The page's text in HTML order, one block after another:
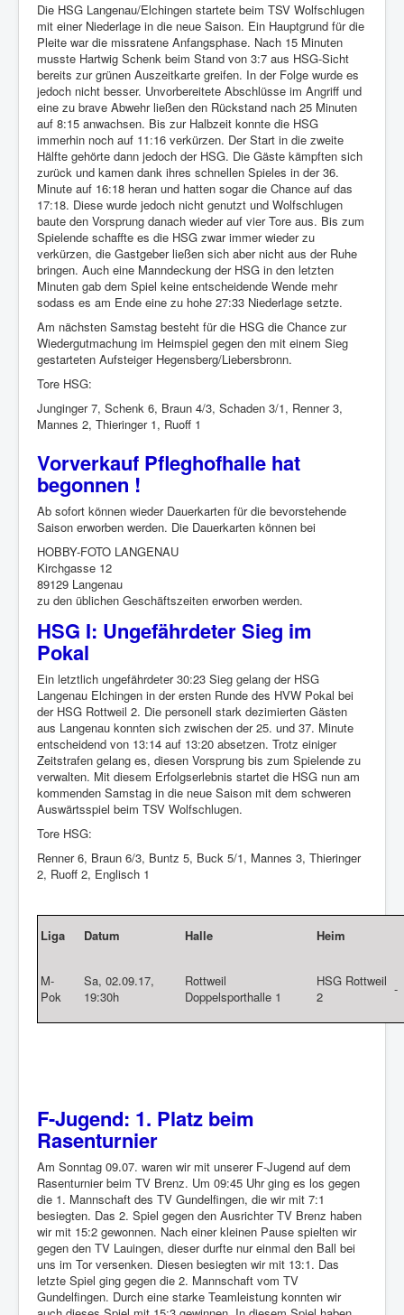
Die HSG Langenau/Elchingen startete beim TSV Wolfschlugen
mit einer Niederlage in die neue Saison. Ein Hauptgrund für die
Pleite war die missratene Anfangsphase. Nach 15 Minuten
musste Hartwig Schenk beim Stand von 3:7 aus HSG-Sicht
bereits zur grünen Auszeitkarte greifen. In der Folge wurde es
jedoch nicht besser. Unvorbereitete Abschlüsse im Angriff und
eine zu brave Abwehr ließen den Rückstand nach 25 Minuten
auf 8:15 anwachsen. Bis zur Halbzeit konnte die HSG
immerhin noch auf 11:16 verkürzen. Der Start in die zweite
Hälfte gehörte dann jedoch der HSG. Die Gäste kämpften sich
zurück und kamen dank ihres schnellen Spieles in der 36.
Minute auf 16:18 heran und hatten sogar die Chance auf das
17:18. Diese wurde jedoch nicht genutzt und Wolfschlugen
baute den Vorsprung danach wieder auf vier Tore aus. Bis zum
Spielende schaffte es die HSG zwar immer wieder zu
verkürzen, die Gastgeber ließen sich aber nicht aus der Ruhe
bringen. Auch eine Manndeckung der HSG in den letzten
Minuten gab dem Spiel keine entscheidende Wende mehr
sodass es am Ende eine zu hohe 27:33 Niederlage setzte.
Am nächsten Samstag besteht für die HSG die Chance zur
Wiedergutmachung im Heimspiel gegen den mit einem Sieg
gestarteten Aufsteiger Hegensberg/Liebersbronn.
Tore HSG:
Junginger 7, Schenk 6, Braun 4/3, Schaden 3/1, Renner 3,
Mannes 2, Thieringer 1, Ruoff 1
Vorverkauf Pfleghofhalle hat
begonnen !
Ab sofort können wieder Dauerkarten für die bevorstehende
Saison erworben werden. Die Dauerkarten können bei
HOBBY-FOTO LANGENAU
Kirchgasse 12
89129 Langenau
zu den üblichen Geschäftszeiten erworben werden.
HSG I: Ungefährdeter Sieg im
Pokal
Ein letztlich ungefährdeter 30:23 Sieg gelang der HSG
Langenau Elchingen in der ersten Runde des HVW Pokal bei
der HSG Rottweil 2. Die personell stark dezimierten Gästen
aus Langenau konnten sich zwischen der 25. und 37. Minute
entscheidend von 13:14 auf 13:20 absetzen. Trotz einiger
Zeitstrafen gelang es, diesen Vorsprung bis zum Spielende zu
verwalten. Mit diesem Erfolgserlebnis startet die HSG nun am
kommenden Samstag in die neue Saison mit dem schweren
Auswärtsspiel beim TSV Wolfschlugen.
Tore HSG:
Renner 6, Braun 6/3, Buntz 5, Buck 5/1, Mannes 3, Thieringer
2, Ruoff 2, Englisch 1
Liga Datum Halle Heim
M-
Pok
Sa, 02.09.17,
19:30h
Rottweil
Doppelsporthalle 1
HSG Rottweil
2
-
F-Jugend: 1. Platz beim
Rasenturnier
Am Sonntag 09.07. waren wir mit unserer F-Jugend auf dem
Rasenturnier beim TV Brenz. Um 09:45 Uhr ging es los gegen
die 1. Mannschaft des TV Gundelfingen, die wir mit 7:1
besiegten. Das 2. Spiel gegen den Ausrichter TV Brenz haben
wir mit 15:2 gewonnen. Nach einer kleinen Pause spielten wir
gegen den TV Lauingen, dieser durfte nur einmal den Ball bei
uns im Tor versenken. Diesen besiegten wir mit 13:1. Das
letzte Spiel ging gegen die 2. Mannschaft vom TV
Gundelfingen. Durch eine starke Teamleistung konnten wir